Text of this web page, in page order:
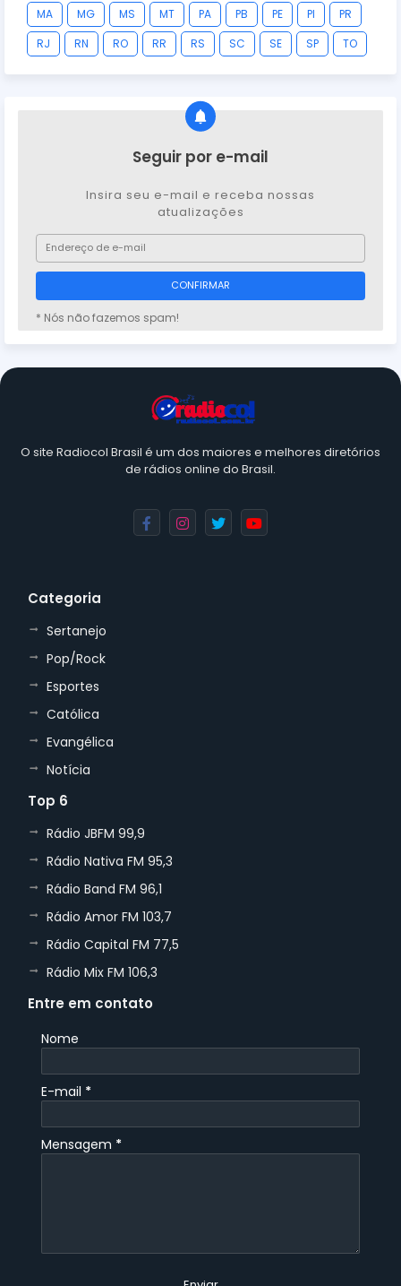
MA
MG MS MT PA PB PE PI
PR
RJ
RN RO RR RS SC SE SP TO
Seguir por e-mail
Insira seu e-mail e receba nossas
atualizações
* Nós não fazemos spam!
O site Radiocol Brasil é um dos maiores e melhores diretórios
de rádios online do Brasil.
Categoria
Sertanejo
Pop/Rock
Esportes
Católica
Evangélica
Notícia
Top 6
Rádio JBFM 99,9
Rádio Nativa FM 95,3
Rádio Band FM 96,1
Rádio Amor FM 103,7
Rádio Capital FM 77,5
Rádio Mix FM 106,3
Entre em contato
Nome
E-mail *
Mensagem *